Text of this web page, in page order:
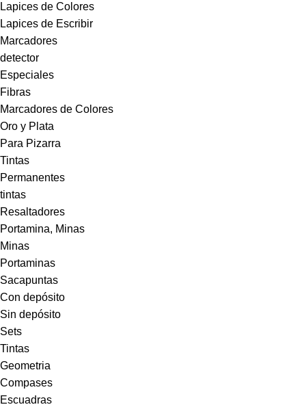
Lapices de Colores
Lapices de Escribir
Marcadores
detector
Especiales
Fibras
Marcadores de Colores
Oro y Plata
Para Pizarra
Tintas
Permanentes
tintas
Resaltadores
Portamina, Minas
Minas
Portaminas
Sacapuntas
Con depósito
Sin depósito
Sets
Tintas
Geometria
Compases
Escuadras